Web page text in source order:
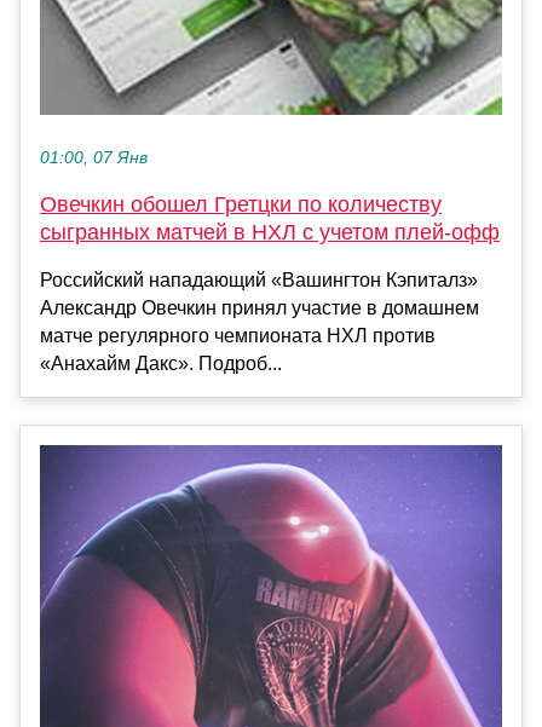
01:00, 07 Янв
Овечкин обошел Гретцки по количеству
сыгранных матчей в НХЛ с учетом плей‑офф
Российский нападающий «Вашингтон Кэпиталз»
Александр Овечкин принял участие в домашнем
матче регулярного чемпионата НХЛ против
«Анахайм Дакс». Подроб...